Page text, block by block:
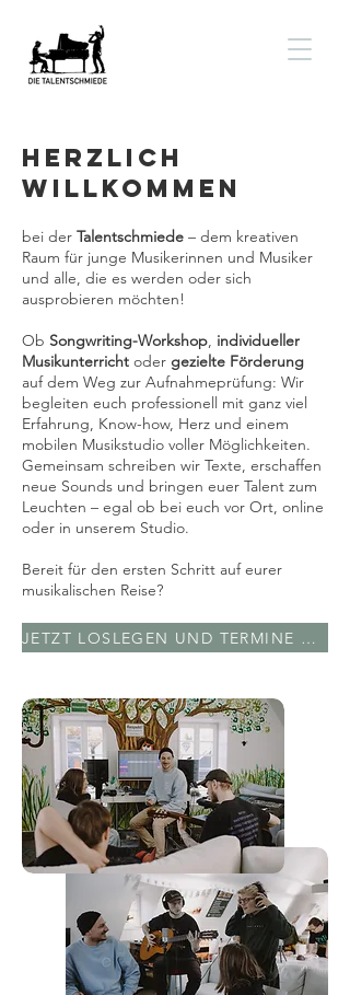
Herzlich
Willkommen
bei der Talentschmiede – dem kreativen
Raum für junge Musikerinnen und Musiker
und alle, die es werden oder sich
ausprobieren möchten!
Ob Songwriting-Workshop, individueller
Musikunterricht oder gezielte Förderung
auf dem Weg zur Aufnahmeprüfung: Wir
begleiten euch professionell mit ganz viel
Erfahrung, Know-how, Herz und einem
mobilen Musikstudio voller Möglichkeiten.
Gemeinsam schreiben wir Texte, erschaffen
neue Sounds und bringen euer Talent zum
Leuchten – egal ob bei euch vor Ort, online
oder in unserem Studio.
Bereit für den ersten Schritt auf eurer
musikalischen Reise?
JETZT LOSLEGEN UND TERMINE SICHERN